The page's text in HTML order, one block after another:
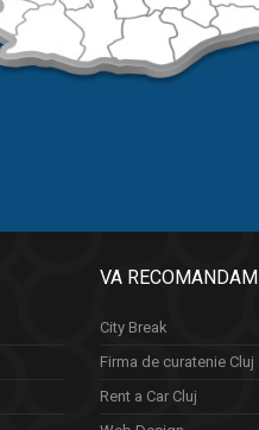
VA RECOMANDAM
City Break
Firma de curatenie Cluj
Rent a Car Cluj